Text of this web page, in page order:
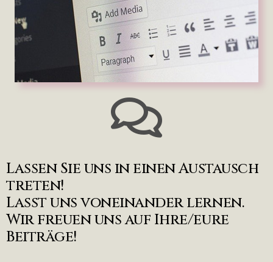
Lassen Sie uns in einen Austausch
treten!
Lasst uns voneinander lernen.
Wir freuen uns auf Ihre/eure
Beiträge!